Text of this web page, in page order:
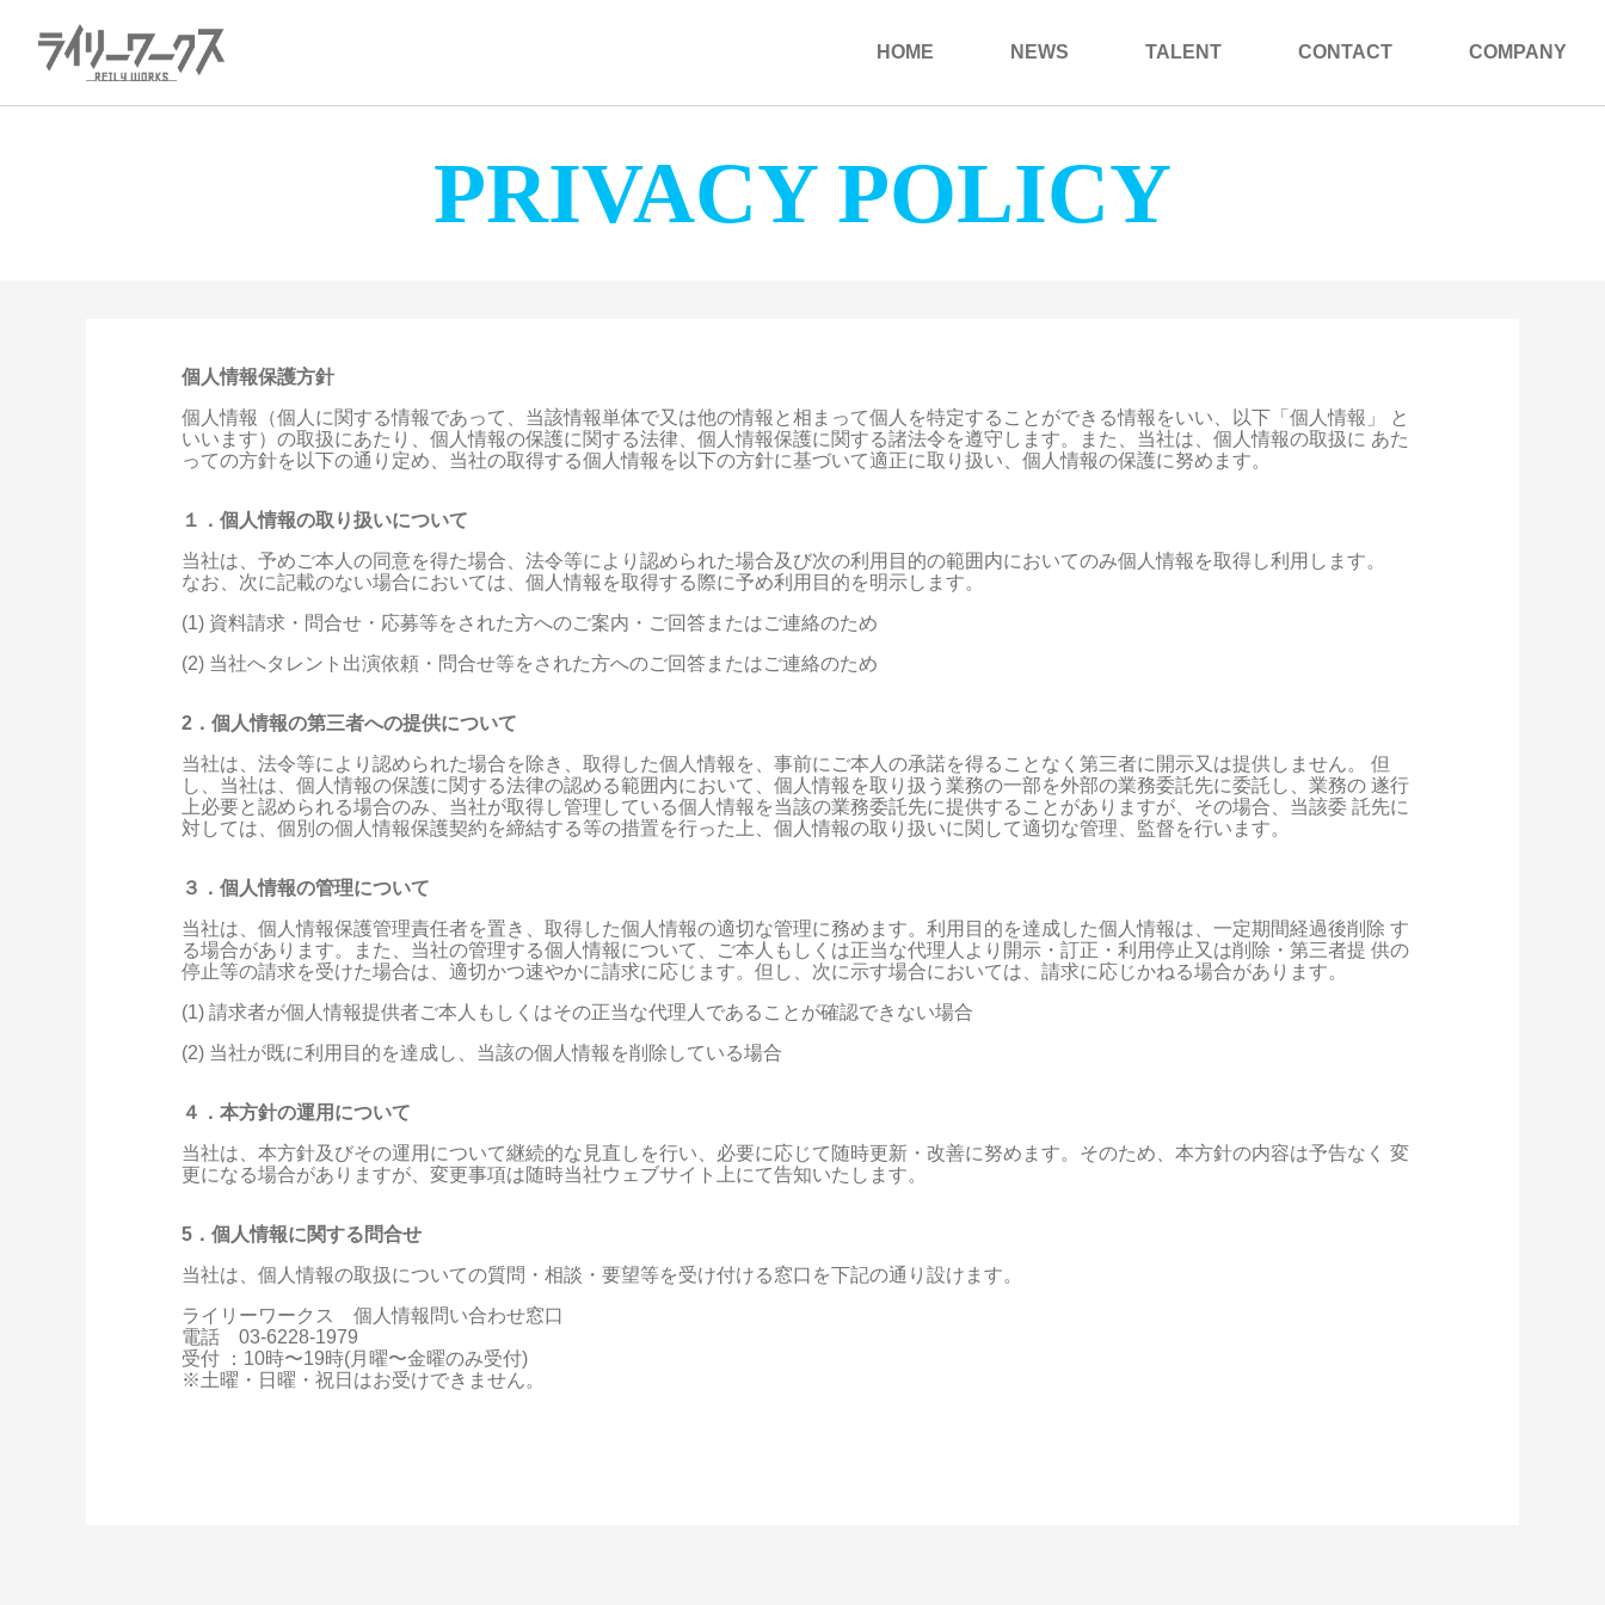
HOME NEWS TALENT CONTACT COMPANY
PRIVACY POLICY
個人情報保護方針
個人情報（個人に関する情報であって、当該情報単体で又は他の情報と相まって個人を特定することができる情報をいい、以下「個人情報」 と
いいます）の取扱にあたり、個人情報の保護に関する法律、個人情報保護に関する諸法令を遵守します。また、当社は、個人情報の取扱に あた
っての方針を以下の通り定め、当社の取得する個人情報を以下の方針に基づいて適正に取り扱い、個人情報の保護に努めます。
１．個人情報の取り扱いについて
当社は、予めご本人の同意を得た場合、法令等により認められた場合及び次の利用目的の範囲内においてのみ個人情報を取得し利用します。
なお、次に記載のない場合においては、個人情報を取得する際に予め利用目的を明示します。
(1) 資料請求・問合せ・応募等をされた方へのご案内・ご回答またはご連絡のため
(2) 当社へタレント出演依頼・問合せ等をされた方へのご回答またはご連絡のため
2．個人情報の第三者への提供について
当社は、法令等により認められた場合を除き、取得した個人情報を、事前にご本人の承諾を得ることなく第三者に開示又は提供しません。 但
し、当社は、個人情報の保護に関する法律の認める範囲内において、個人情報を取り扱う業務の一部を外部の業務委託先に委託し、業務の 遂行
上必要と認められる場合のみ、当社が取得し管理している個人情報を当該の業務委託先に提供することがありますが、その場合、当該委 託先に
対しては、個別の個人情報保護契約を締結する等の措置を行った上、個人情報の取り扱いに関して適切な管理、監督を行います。
３．個人情報の管理について
当社は、個人情報保護管理責任者を置き、取得した個人情報の適切な管理に務めます。利用目的を達成した個人情報は、一定期間経過後削除 す
る場合があります。また、当社の管理する個人情報について、ご本人もしくは正当な代理人より開示・訂正・利用停止又は削除・第三者提 供の
停止等の請求を受けた場合は、適切かつ速やかに請求に応じます。但し、次に示す場合においては、請求に応じかねる場合があります。
(1) 請求者が個人情報提供者ご本人もしくはその正当な代理人であることが確認できない場合
(2) 当社が既に利用目的を達成し、当該の個人情報を削除している場合
４．本方針の運用について
当社は、本方針及びその運用について継続的な見直しを行い、必要に応じて随時更新・改善に努めます。そのため、本方針の内容は予告なく 変
更になる場合がありますが、変更事項は随時当社ウェブサイト上にて告知いたします。
5．個人情報に関する問合せ
当社は、個人情報の取扱についての質問・相談・要望等を受け付ける窓口を下記の通り設けます。
ライリーワークス 個人情報問い合わせ窓口
電話 03‐6228‐1979
受付 ：10時〜19時(月曜〜金曜のみ受付)
※土曜・日曜・祝日はお受けできません。